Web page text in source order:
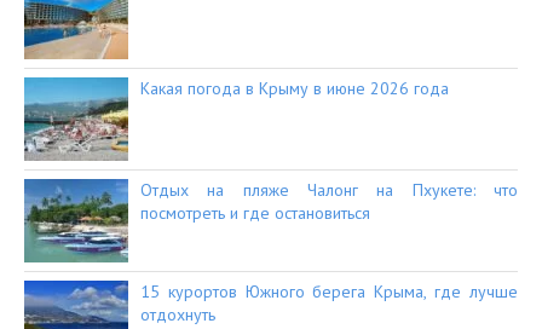
Какая погода в Крыму в июне 2026 года
Отдых на пляже Чалонг на Пхукете: что
посмотреть и где остановиться
15 курортов Южного берега Крыма, где лучше
отдохнуть